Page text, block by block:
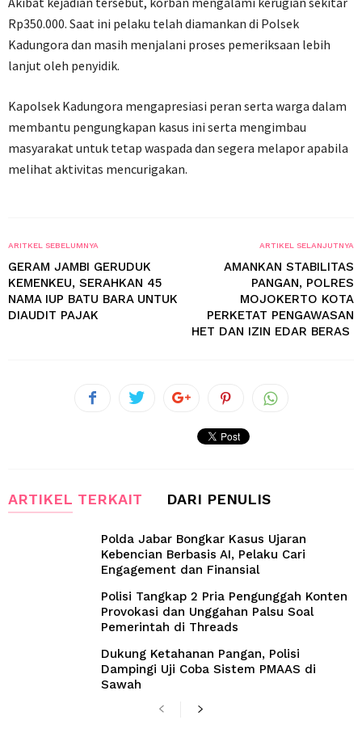
Rp350.000. Saat ini pelaku telah diamankan di Polsek
Kadungora dan masih menjalani proses pemeriksaan lebih
lanjut oleh penyidik.
Kapolsek Kadungora mengapresiasi peran serta warga dalam
membantu pengungkapan kasus ini serta mengimbau
masyarakat untuk tetap waspada dan segera melapor apabila
melihat aktivitas mencurigakan.
ARITKEL SEBELUMNYA
GERAM JAMBI GERUDUK
KEMENKEU, SERAHKAN 45
NAMA IUP BATU BARA UNTUK
DIAUDIT PAJAK
ARTIKEL SELANJUTNYA
AMANKAN STABILITAS
PANGAN, POLRES
MOJOKERTO KOTA
PERKETAT PENGAWASAN
HET DAN IZIN EDAR BERAS ​
ARTIKEL TERKAIT DARI PENULIS
Polda Jabar Bongkar Kasus Ujaran
Kebencian Berbasis AI, Pelaku Cari
Engagement dan Finansial
Polisi Tangkap 2 Pria Pengunggah Konten
Provokasi dan Unggahan Palsu Soal
Pemerintah di Threads
Dukung Ketahanan Pangan, Polisi
Dampingi Uji Coba Sistem PMAAS di
Sawah